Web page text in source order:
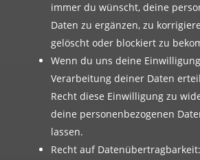
immer du wünscht, deine
Daten zu ergänzen, zu
gelöscht oder blockiert zu
Wenn du uns deine
Verarbeitung deiner Daten
Recht diese Einwilligung zu
deine personenbezogenen
lassen.
Recht auf